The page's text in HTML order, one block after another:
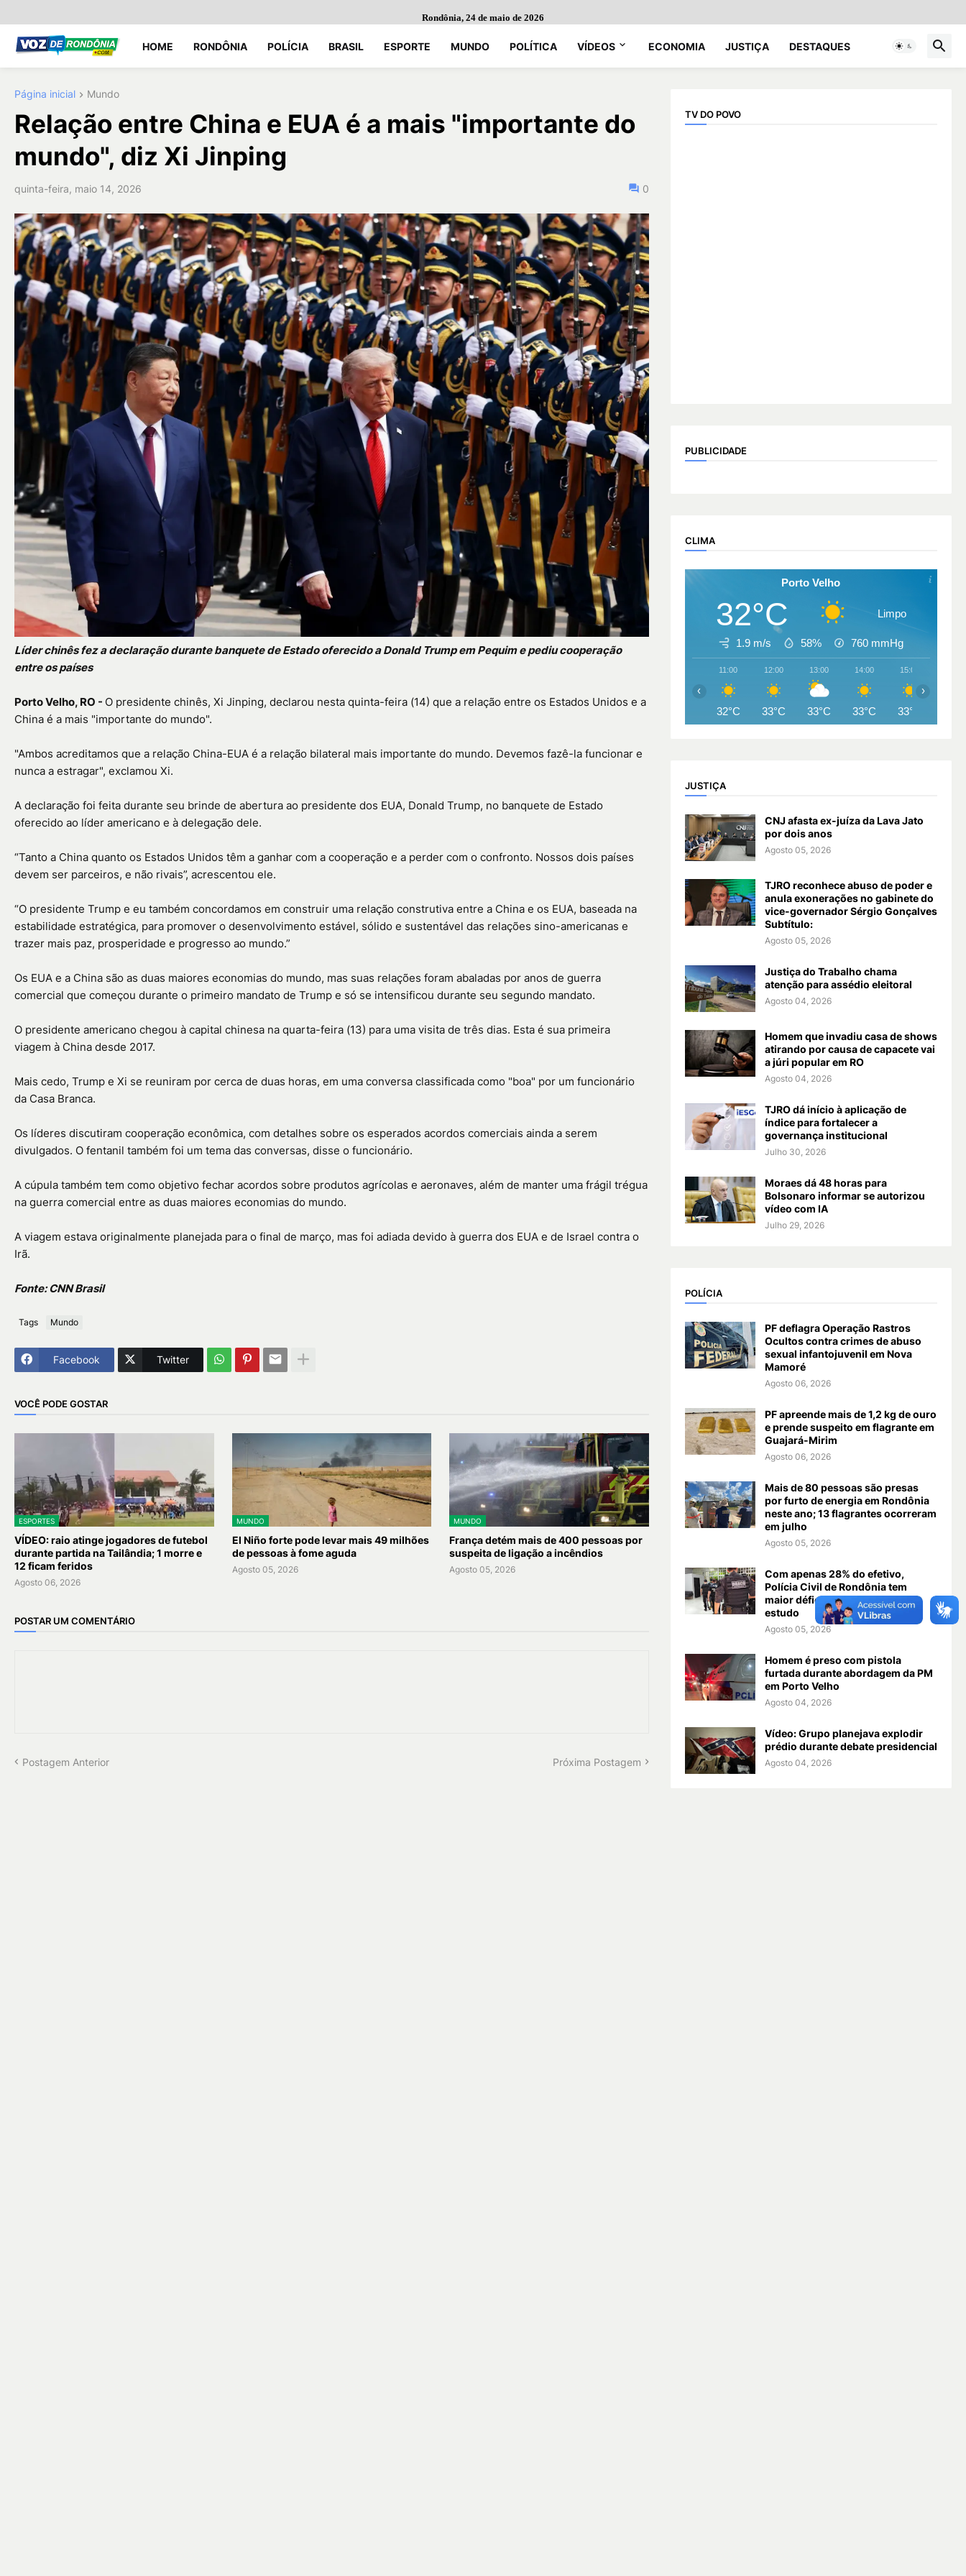
Rondônia, 24 de maio de 2026
HOME RONDÔNIA POLÍCIA BRASIL ESPORTE MUNDO POLÍTICA VÍDEOS ECONOMIA JUSTIÇA DESTAQUES
Página inicial Mundo
Relação entre China e EUA é a mais "importante do
mundo", diz Xi Jinping
quinta-feira, maio 14, 2026 0
Líder chinês fez a declaração durante banquete de Estado oferecido a Donald Trump em Pequim e pediu cooperação
entre os países
Porto Velho, RO - O presidente chinês, Xi Jinping, declarou nesta quinta-feira (14) que a relação entre os Estados Unidos e a
China é a mais "importante do mundo".
"Ambos acreditamos que a relação China-EUA é a relação bilateral mais importante do mundo. Devemos fazê-la funcionar e
nunca a estragar", exclamou Xi.
A declaração foi feita durante seu brinde de abertura ao presidente dos EUA, Donald Trump, no banquete de Estado
oferecido ao líder americano e à delegação dele.
“Tanto a China quanto os Estados Unidos têm a ganhar com a cooperação e a perder com o confronto. Nossos dois países
devem ser parceiros, e não rivais”, acrescentou ele.
“O presidente Trump e eu também concordamos em construir uma relação construtiva entre a China e os EUA, baseada na
estabilidade estratégica, para promover o desenvolvimento estável, sólido e sustentável das relações sino-americanas e
trazer mais paz, prosperidade e progresso ao mundo.”
Os EUA e a China são as duas maiores economias do mundo, mas suas relações foram abaladas por anos de guerra
comercial que começou durante o primeiro mandato de Trump e só se intensificou durante seu segundo mandato.
O presidente americano chegou à capital chinesa na quarta-feira (13) para uma visita de três dias. Esta é sua primeira
viagem à China desde 2017.
Mais cedo, Trump e Xi se reuniram por cerca de duas horas, em uma conversa classificada como "boa" por um funcionário
da Casa Branca.
Os líderes discutiram cooperação econômica, com detalhes sobre os esperados acordos comerciais ainda a serem
divulgados. O fentanil também foi um tema das conversas, disse o funcionário.
A cúpula também tem como objetivo fechar acordos sobre produtos agrícolas e aeronaves, além de manter uma frágil trégua
na guerra comercial entre as duas maiores economias do mundo.
A viagem estava originalmente planejada para o final de março, mas foi adiada devido à guerra dos EUA e de Israel contra o
Irã.
Fonte: CNN Brasil
Tags Mundo
Facebook Twitter
VOCÊ PODE GOSTAR
ESPORTES
VÍDEO: raio atinge jogadores de futebol
durante partida na Tailândia; 1 morre e
12 ficam feridos
Agosto 06, 2026
MUNDO
El Niño forte pode levar mais 49 milhões
de pessoas à fome aguda
Agosto 05, 2026
MUNDO
França detém mais de 400 pessoas por
suspeita de ligação a incêndios
Agosto 05, 2026
POSTAR UM COMENTÁRIO
Postagem Anterior Próxima Postagem
TV DO POVO
PUBLICIDADE
CLIMA
Porto Velho
32°C Limpo
1.9 m/s 58% 760 mmHg
11:00
32°C
12:00
33°C
13:00
33°C
14:00
33°C
15:00
33°C
‹ ›
JUSTIÇA
CNJ afasta ex-juíza da Lava Jato
por dois anos
Agosto 05, 2026
TJRO reconhece abuso de poder e
anula exonerações no gabinete do
vice-governador Sérgio Gonçalves
Subtítulo:
Agosto 05, 2026
Justiça do Trabalho chama
atenção para assédio eleitoral
Agosto 04, 2026
Homem que invadiu casa de shows
atirando por causa de capacete vai
a júri popular em RO
Agosto 04, 2026
TJRO dá início à aplicação de
índice para fortalecer a
governança institucional
Julho 30, 2026
Moraes dá 48 horas para
Bolsonaro informar se autorizou
vídeo com IA
Julho 29, 2026
POLÍCIA
PF deflagra Operação Rastros
Ocultos contra crimes de abuso
sexual infantojuvenil em Nova
Mamoré
Agosto 06, 2026
PF apreende mais de 1,2 kg de ouro
e prende suspeito em flagrante em
Guajará-Mirim
Agosto 06, 2026
Mais de 80 pessoas são presas
por furto de energia em Rondônia
neste ano; 13 flagrantes ocorreram
em julho
Agosto 05, 2026
Com apenas 28% do efetivo,
Polícia Civil de Rondônia tem
maior déficit do país, aponta
estudo
Agosto 05, 2026
Homem é preso com pistola
furtada durante abordagem da PM
em Porto Velho
Agosto 04, 2026
Vídeo: Grupo planejava explodir
prédio durante debate presidencial
Agosto 04, 2026